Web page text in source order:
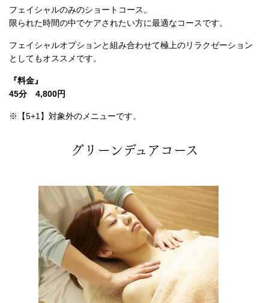
フェイシャルのみのショートコース。
限られた時間の中でケアされたい方に最適なコースです。
フェイシャルオプションと組み合わせて極上のリラクゼーション
としてもオススメです。
『料金』
45分 4,800円
※【5+1】対象外のメニューです。
グリーンデュアコース